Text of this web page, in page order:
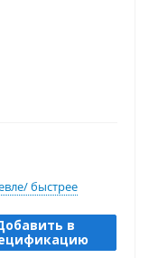
быстрее
в